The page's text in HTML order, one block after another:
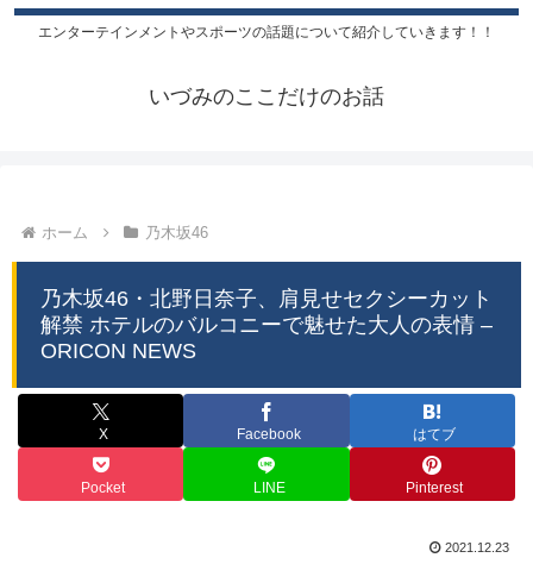
エンターテインメントやスポーツの話題について紹介していきます！！
いづみのここだけのお話
ホーム 乃木坂46
乃木坂46・北野日奈子、肩見せセクシーカット
解禁 ホテルのバルコニーで魅せた大人の表情 –
ORICON NEWS
X Facebook はてブ
Pocket LINE Pinterest
2021.12.23